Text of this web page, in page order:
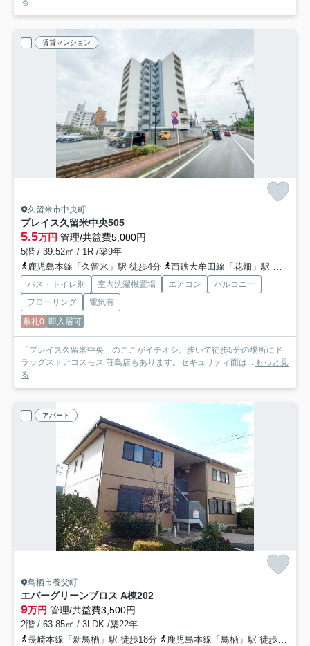
る
賃貸マンション
久留米市中央町
プレイス久留米中央505
5.5万円 管理/共益費5,000円
5階 / 39.52㎡ / 1R /築9年
鹿児島本線「久留米」駅 徒歩4分
西鉄大牟田線「花畑」駅 徒歩27分
バス・トイレ別 室内洗濯機置場 エアコン
バルコニー
フローリング
電気有
敷礼0 即入居可
「プレイス久留米中央」のここがイチオシ。歩いて徒歩5分の場所にド
ラッグストアコスモス 荘島店もあります。セキュリティ面は... もっと見
る
アパート
鳥栖市養父町
エバーグリーンブロス A棟202
9万円 管理/共益費3,500円
2階 / 63.85㎡ / 3LDK /築22年
長崎本線「新鳥栖」駅 徒歩18分
鹿児島本線「鳥栖」駅 徒歩32分